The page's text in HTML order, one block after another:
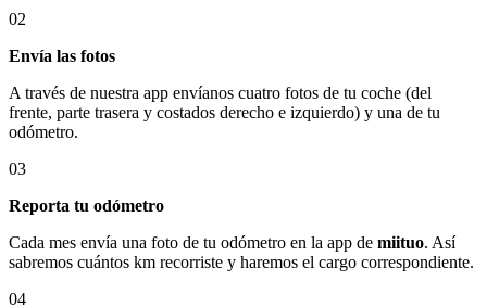
02
Envía las fotos
A través de nuestra app envíanos cuatro fotos de tu coche (del
frente, parte trasera y costados derecho e izquierdo) y una de tu
odómetro.
03
Reporta tu odómetro
Cada mes envía una foto de tu odómetro en la app de miituo. Así
sabremos cuántos km recorriste y haremos el cargo correspondiente.
04